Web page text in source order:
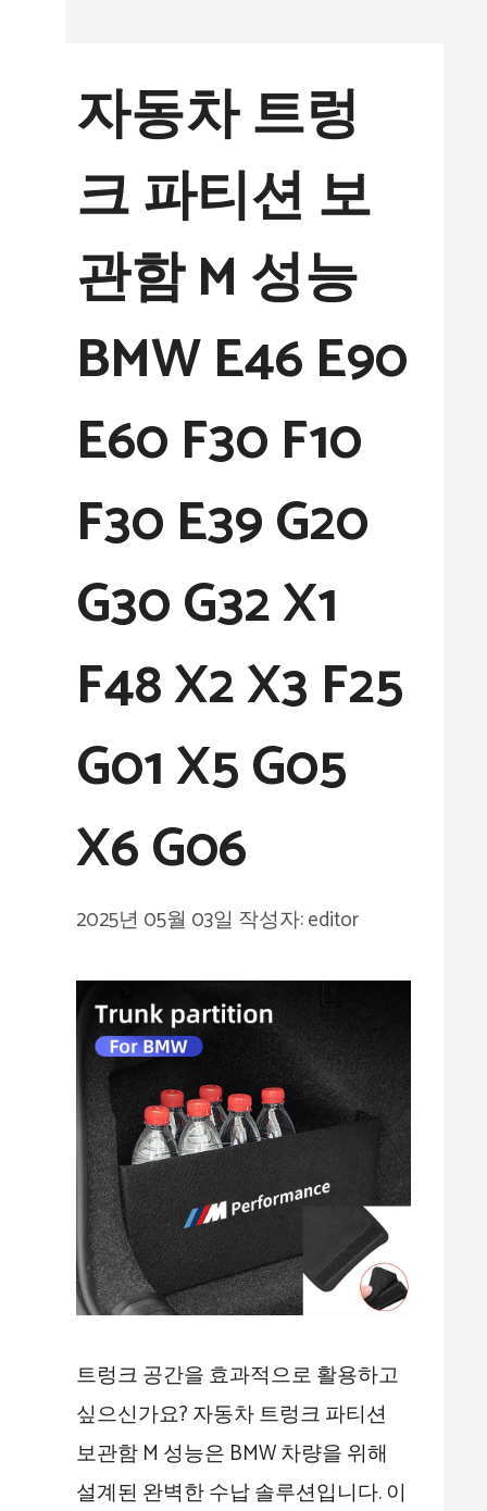
자동차 트렁
크 파티션 보
관함 M 성능
BMW E46 E90
E60 F30 F10
F30 E39 G20
G30 G32 X1
F48 X2 X3 F25
G01 X5 G05
X6 G06
2025년 05월 03일 작성자:editor
트렁크 공간을 효과적으로 활용하고
싶으신가요? 자동차 트렁크 파티션
보관함 M 성능은 BMW 차량을 위해
설계된 완벽한 수납 솔루션입니다. 이